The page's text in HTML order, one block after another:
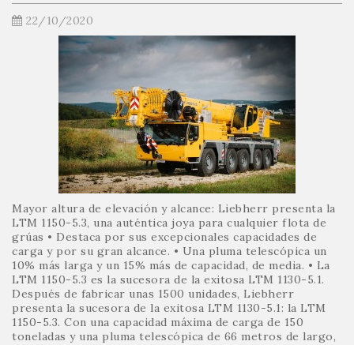
22/10/2020
Mayor altura de elevación y alcance: Liebherr presenta la
LTM 1150-5.3, una auténtica joya para cualquier flota de
grúas • Destaca por sus excepcionales capacidades de
carga y por su gran alcance. • Una pluma telescópica un
10% más larga y un 15% más de capacidad, de media. • La
LTM 1150-5.3 es la sucesora de la exitosa LTM 1130-5.1.
Después de fabricar unas 1500 unidades, Liebherr
presenta la sucesora de la exitosa LTM 1130-5.1: la LTM
1150-5.3. Con una capacidad máxima de carga de 150
toneladas y una pluma telescópica de 66 metros de largo,